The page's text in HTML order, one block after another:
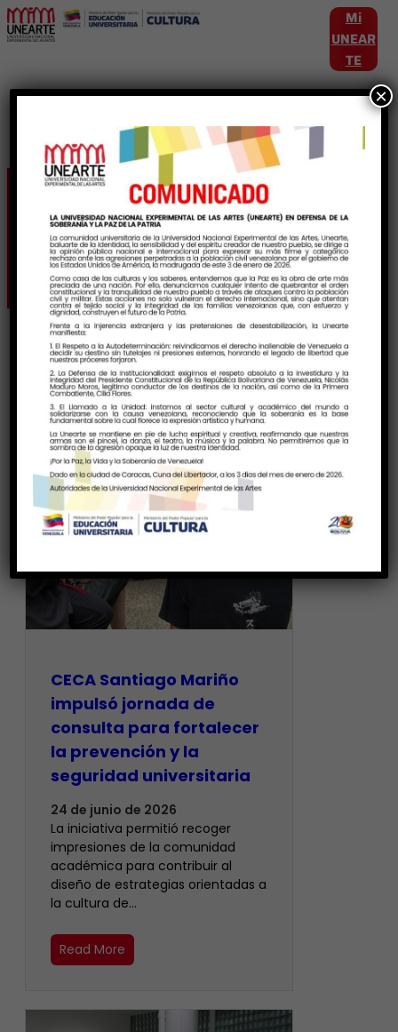
Mi
UNEAR
TE
Etiqueta:
ConstruccuionMusical
CECA Santiago Mariño
impulsó jornada de
consulta para fortalecer
la prevención y la
seguridad universitaria
24 de junio de 2026
La iniciativa permitió recoger
impresiones de la comunidad
académica para contribuir al
diseño de estrategias orientadas a
la cultura de…
Read More
×